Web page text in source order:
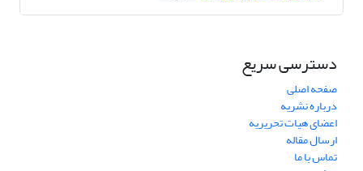
دسترسی سریع
صفحه اصلی
درباره نشریه
اعضای هیات تحریریه
ارسال مقاله
تماس با ما